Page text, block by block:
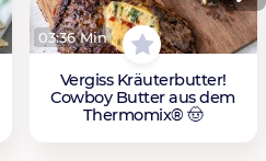
03:36 Min
Vergiss Kräuterbutter!
Cowboy Butter aus dem
Thermomix® 🤠